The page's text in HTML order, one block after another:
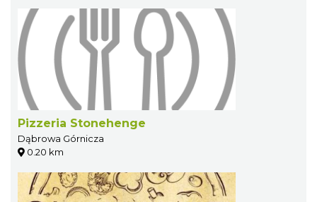
Pizzeria Stonehenge
Dąbrowa Górnicza
0.20 km